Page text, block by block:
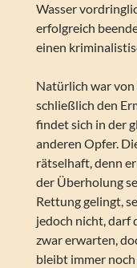
Wasser
erfolgreich
einen
Natürlich war von
schließlich den
findet sich in der
anderen Opfer.
rätselhaft, denn
der Überholung
Rettung gelingt,
jedoch nicht, darf
zwar erwarten,
bleibt immer